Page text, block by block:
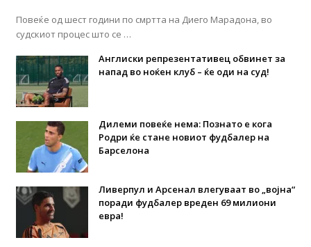
Повеќе од шест години по смртта на Диего Марадона, во
судскиот процес што се …
Англиски репрезентативец обвинет за
напад во ноќен клуб – ќе оди на суд!
Дилеми повеќе нема: Познато е кога
Родри ќе стане новиот фудбалер на
Барселона
Ливерпул и Арсенал влегуваат во „војна“
поради фудбалер вреден 69 милиони
евра!